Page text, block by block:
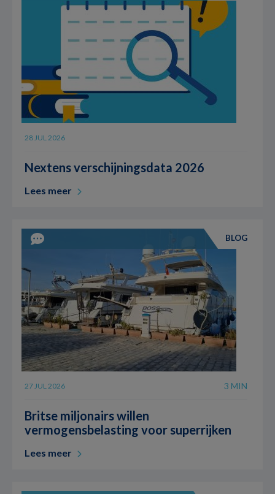
28 JUL 2026
Nextens verschijningsdata 2026
Lees meer
BLOG
27 JUL 2026 3 MIN
Britse miljonairs willen
vermogensbelasting voor superrijken
Lees meer